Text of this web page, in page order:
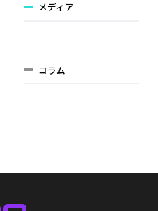
メディア
コラム